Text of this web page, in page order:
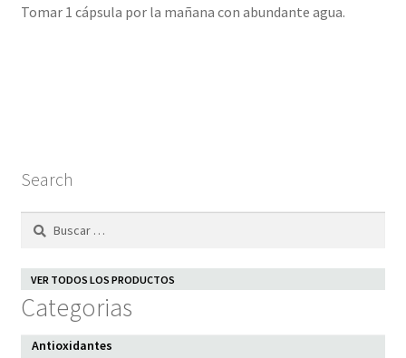
Tomar 1 cápsula por la mañana con abundante agua.
Search
Buscar:
VER TODOS LOS PRODUCTOS
Categorias
Antioxidantes